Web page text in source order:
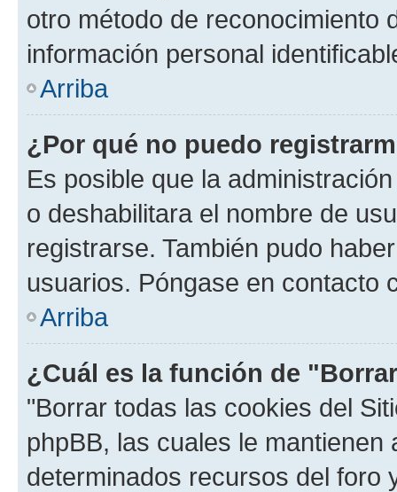
otro método de reconocimiento
información personal
Arriba
¿Por qué no puedo
Es posible que la
o deshabilitara el nombre de
registrarse. También pudo
usuarios. Póngase en contacto
Arriba
¿Cuál es la función de
"Borrar todas las cookies del
phpBB, las cuales le
determinados recursos del foro